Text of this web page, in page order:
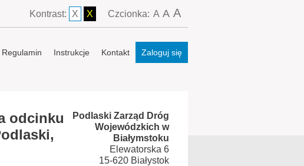
Kontrast: X X Czcionka: A A A
Regulamin Instrukcje Kontakt Zaloguj się
odcinku
Podlaski Zarząd Dróg
Wojewódzkich w
Białymstoku
Elewatorska 6
15-620 Białystok